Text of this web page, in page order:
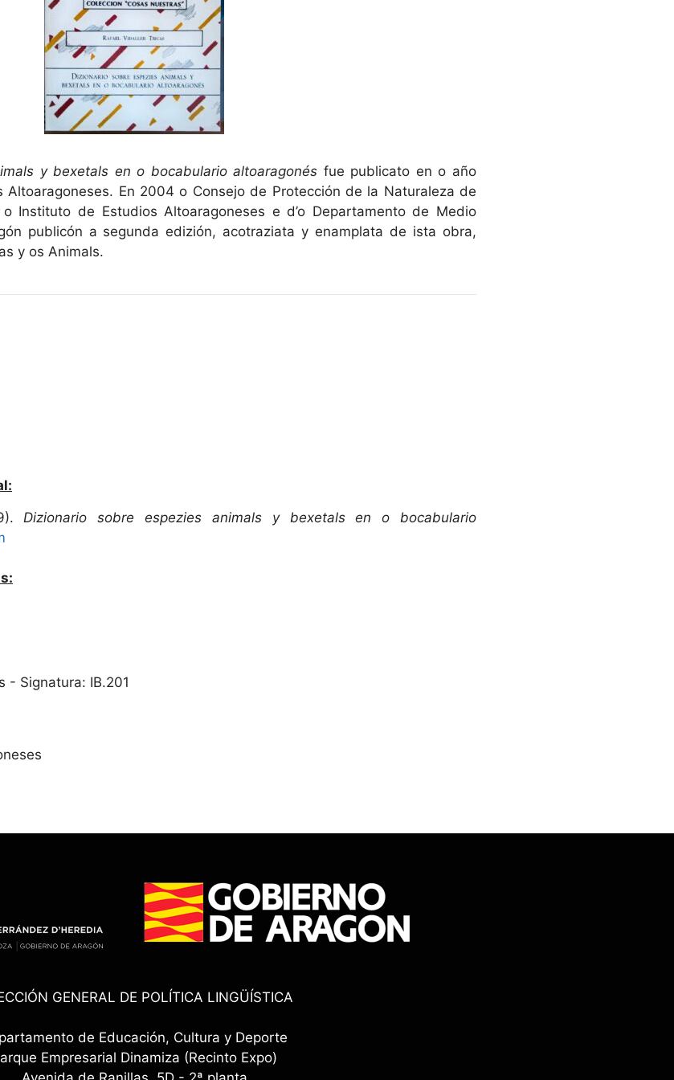
y bexetals en o bocabulario altoaragonés fue publicato en o año
En 2004 o Consejo de Protección de la Naturaleza de
Instituto de Estudios Altoaragoneses e d’o Departamento de Medio
publicón a segunda edizión, acotraziata y enamplata de ista obra,
y os Animals.
Dizionario sobre espezies animals y bexetals en o bocabulario
- Signatura: IB.201
GENERAL DE POLÍTICA LINGÜÍSTICA
de Educación, Cultura y Deporte
Empresarial Dinamiza (Recinto Expo)